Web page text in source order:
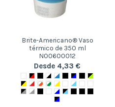
Brite-Americano® Vaso
térmico de 350 ml
N00600012
Desde 4,33 €